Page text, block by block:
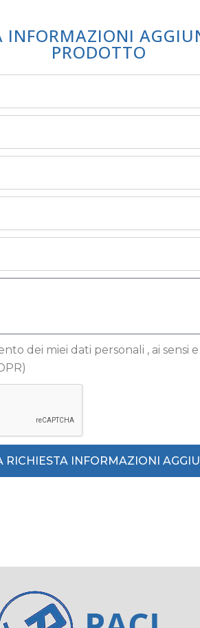
INFORMAZIONI
PRODOTTO
dei miei dati personali , ai sensi
RICHIESTA INFORMAZIONI